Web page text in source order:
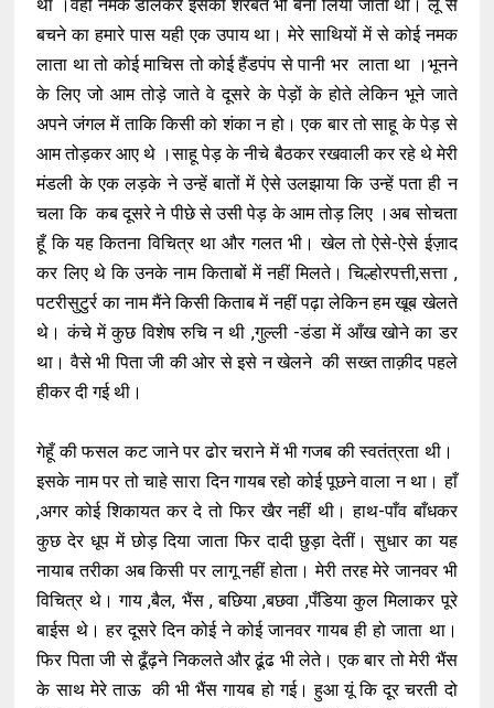
था ।वहीं नमक डालकर इसका शरबत भी बना लिया जाता था। लू से
बचने का हमारे पास यही एक उपाय था। मेरे साथियों में से कोई नमक
लाता था तो कोई माचिस तो कोई हैंडपंप से पानी भर लाता था ।भूनने
के लिए जो आम तोड़े जाते वे दूसरे के पेड़ों के होते लेकिन भूने जाते
अपने जंगल में ताकि किसी को शंका न हो। एक बार तो साहू के पेड़ से
आम तोड़कर आए थे ।साहू पेड़ के नीचे बैठकर रखवाली कर रहे थे मेरी
मंडली के एक लड़के ने उन्हें बातों में ऐसे उलझाया कि उन्हें पता ही न
चला कि कब दूसरे ने पीछे से उसी पेड़ के आम तोड़ लिए ।अब सोचता
हूँ कि यह कितना विचित्र था और गलत भी। खेल तो ऐसे-ऐसे ईज़ाद
कर लिए थे कि उनके नाम किताबों में नहीं मिलते। चिल्होरपत्ती,सत्ता ,
पटरीसुटुर्र का नाम मैंने किसी किताब में नहीं पढ़ा लेकिन हम खूब खेलते
थे। कंचे में कुछ विशेष रुचि न थी ,गुल्ली -डंडा में आँख खोने का डर
था। वैसे भी पिता जी की ओर से इसे न खेलने की सख्त ताक़ीद पहले
हीकर दी गई थी।
गेहूँ की फसल कट जाने पर ढोर चराने में भी गजब की स्वतंत्रता थी।
इसके नाम पर तो चाहे सारा दिन गायब रहो कोई पूछने वाला न था। हाँ
,अगर कोई शिकायत कर दे तो फिर खैर नहीं थी। हाथ-पाँव बाँधकर
कुछ देर धूप में छोड़ दिया जाता फिर दादी छुड़ा देतीं। सुधार का यह
नायाब तरीका अब किसी पर लागू नहीं होता। मेरी तरह मेरे जानवर भी
विचित्र थे। गाय ,बैल, भैंस , बछिया ,बछवा ,पँडिया कुल मिलाकर पूरे
बाईस थे। हर दूसरे दिन कोई ने कोई जानवर गायब ही हो जाता था।
फिर पिता जी से ढूँढ़ने निकलते और ढूंढ भी लेते। एक बार तो मेरी भैंस
के साथ मेरे ताऊ की भी भैंस गायब हो गई। हुआ यूं कि दूर चरती दो